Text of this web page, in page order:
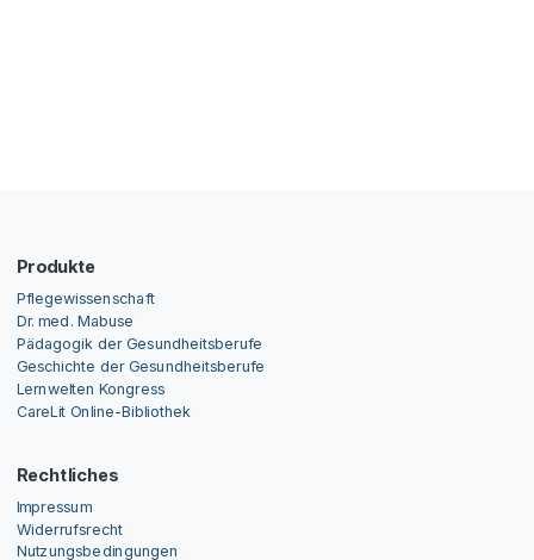
Produkte
Pflegewissenschaft
Dr. med. Mabuse
Pädagogik der Gesundheitsberufe
Geschichte der Gesundheitsberufe
Lernwelten Kongress
CareLit Online-Bibliothek
Rechtliches
Impressum
Widerrufsrecht
Nutzungsbedingungen